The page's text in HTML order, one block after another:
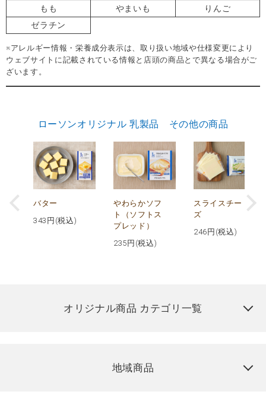
もも
やまいも
りんご
ゼラチン
※アレルギー情報・栄養成分表示は、取り扱い地域や仕様変更により
ウェブサイトに記載されている情報と店頭の商品とで異なる場合がご
ざいます。
ローソンオリジナル 乳製品 その他の商品
バター
343 円(税込)
やわらかソフ
ト（ソフトス
プレッド）
235 円(税込)
スライスチー
ズ
246 円(税込)
オリジナル商品 カテゴリ一覧
地域商品